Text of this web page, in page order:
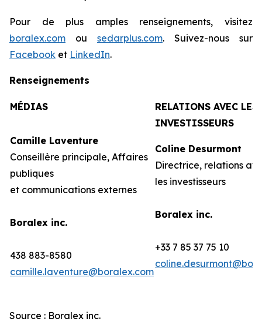
Pour de plus amples renseignements, visitez
boralex.com ou sedarplus.com. Suivez-nous sur
Facebook et LinkedIn.
Renseignements
MÉDIAS
RELATIONS AVEC LES
INVESTISSEURS
Camille Laventure
Conseillère principale, Affaires
publiques
et communications externes
Boralex inc.
438 883-8580
camille.laventure@boralex.com
Coline Desurmont
Directrice, relations
les investisseurs
Boralex inc.
+33 7 85 37 75 10
Source : Boralex inc.